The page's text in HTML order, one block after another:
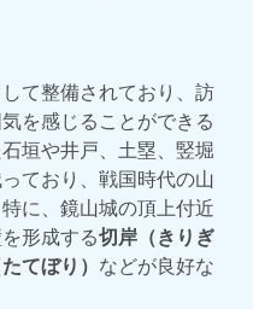
て整備されており、訪
を感じることができる
垣や井戸、土塁、竪堀
ており、戦国時代の山
に、鏡山城の頂上付近
形成する切岸（きりぎ
てぼり） などが良好な